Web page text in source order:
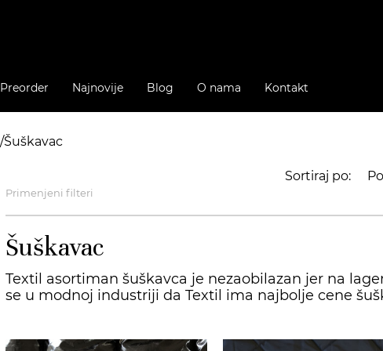
Preorder Najnovije Blog O nama Kontakt
Šuškavac
Sortiraj po:
Primenjeni filteri
Šuškavac
Textil asortiman šuškavca je nezaobilazan jer na
se u modnoj industriji da Textil ima najbolje cene